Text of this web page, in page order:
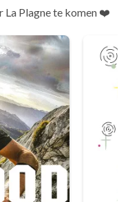
La Plagne te komen ❤️